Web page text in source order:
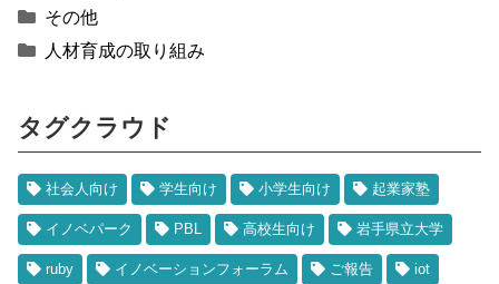
その他
人材育成の取り組み
タグクラウド
社会人向け 学生向け 小学生向け 起業家塾
イノベパーク PBL 高校生向け 岩手県立大学
ruby イノベーションフォーラム ご報告 iot